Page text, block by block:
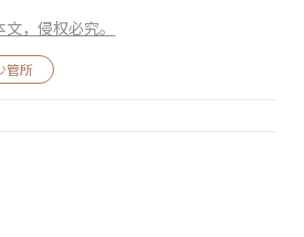
，侵权必究。
管所